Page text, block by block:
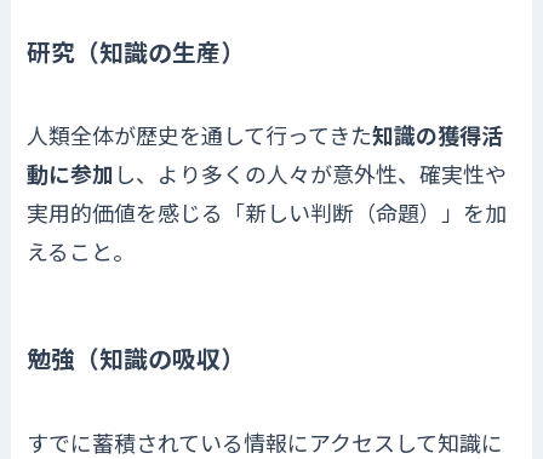
研究（知識の生産）
人類全体が歴史を通して行ってきた知識の獲得活
動に参加し、より多くの人々が意外性、確実性や
実用的価値を感じる「新しい判断（命題）」を加
えること。
勉強（知識の吸収）
すでに蓄積されている情報にアクセスして知識に